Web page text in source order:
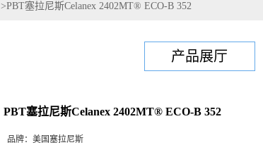
>PBT塞拉尼斯Celanex 2402MT® ECO-B 352
产品展厅
PBT塞拉尼斯Celanex 2402MT® ECO-B 352
品牌： 美国塞拉尼斯